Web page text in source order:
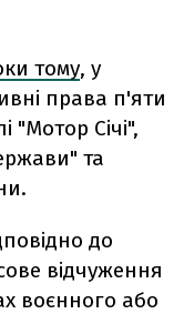
тому, у
права п'яти
"Мотор Січі",
та
до
відчуження
воєнного або